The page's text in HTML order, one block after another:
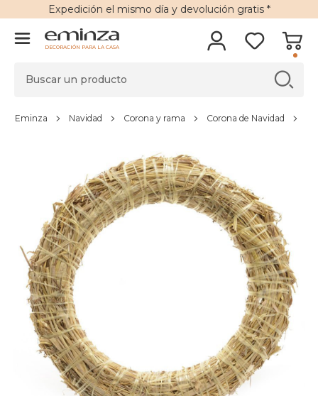
Expedición el mismo día y devolución gratis*
DECORACIÓN PARA LA CASA
Eminza Navidad Corona y rama Corona de Navidad